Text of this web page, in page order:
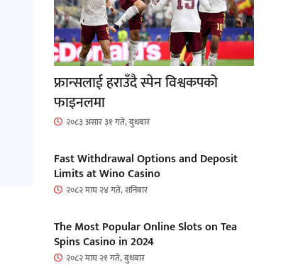
फ्रान्सलाई हराउँदै स्पेन विश्वकपको
फाइनलमा
२०८३ असार ३१ गते, बुधबार
Fast Withdrawal Options and Deposit
Limits at Wino Casino
२०८२ माघ २४ गते, शनिबार
The Most Popular Online Slots on Tea
Spins Casino in 2024
२०८२ माघ २१ गते, बुधबार